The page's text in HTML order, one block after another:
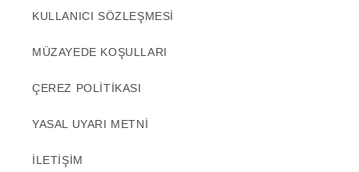
KULLANICI SÖZLEŞMESİ
MÜZAYEDE KOŞULLARI
ÇEREZ POLİTİKASI
YASAL UYARI METNİ
İLETİŞİM